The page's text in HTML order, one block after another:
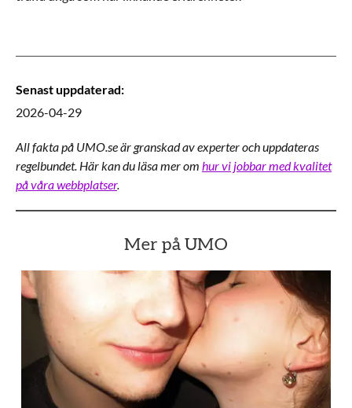
Senast uppdaterad:
2026-04-29
All fakta på UMO.se är granskad av experter och uppdateras
regelbundet. Här kan du läsa mer om hur vi jobbar med kvalitet
på våra webbplatser.
Mer på UMO